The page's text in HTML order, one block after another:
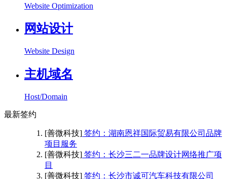
Website Optimization
网站设计
Website Design
主机域名
Host/Domain
最新签约
[善微科技] 签约：湖南恩祥国际贸易有限公司品牌
项目服务
[善微科技] 签约：长沙三二一品牌设计网络推广项
目
[善微科技] 签约：长沙市诚可汽车科技有限公司